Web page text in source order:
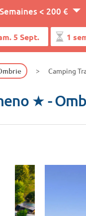
Semaines < 200 €
Camping
★-